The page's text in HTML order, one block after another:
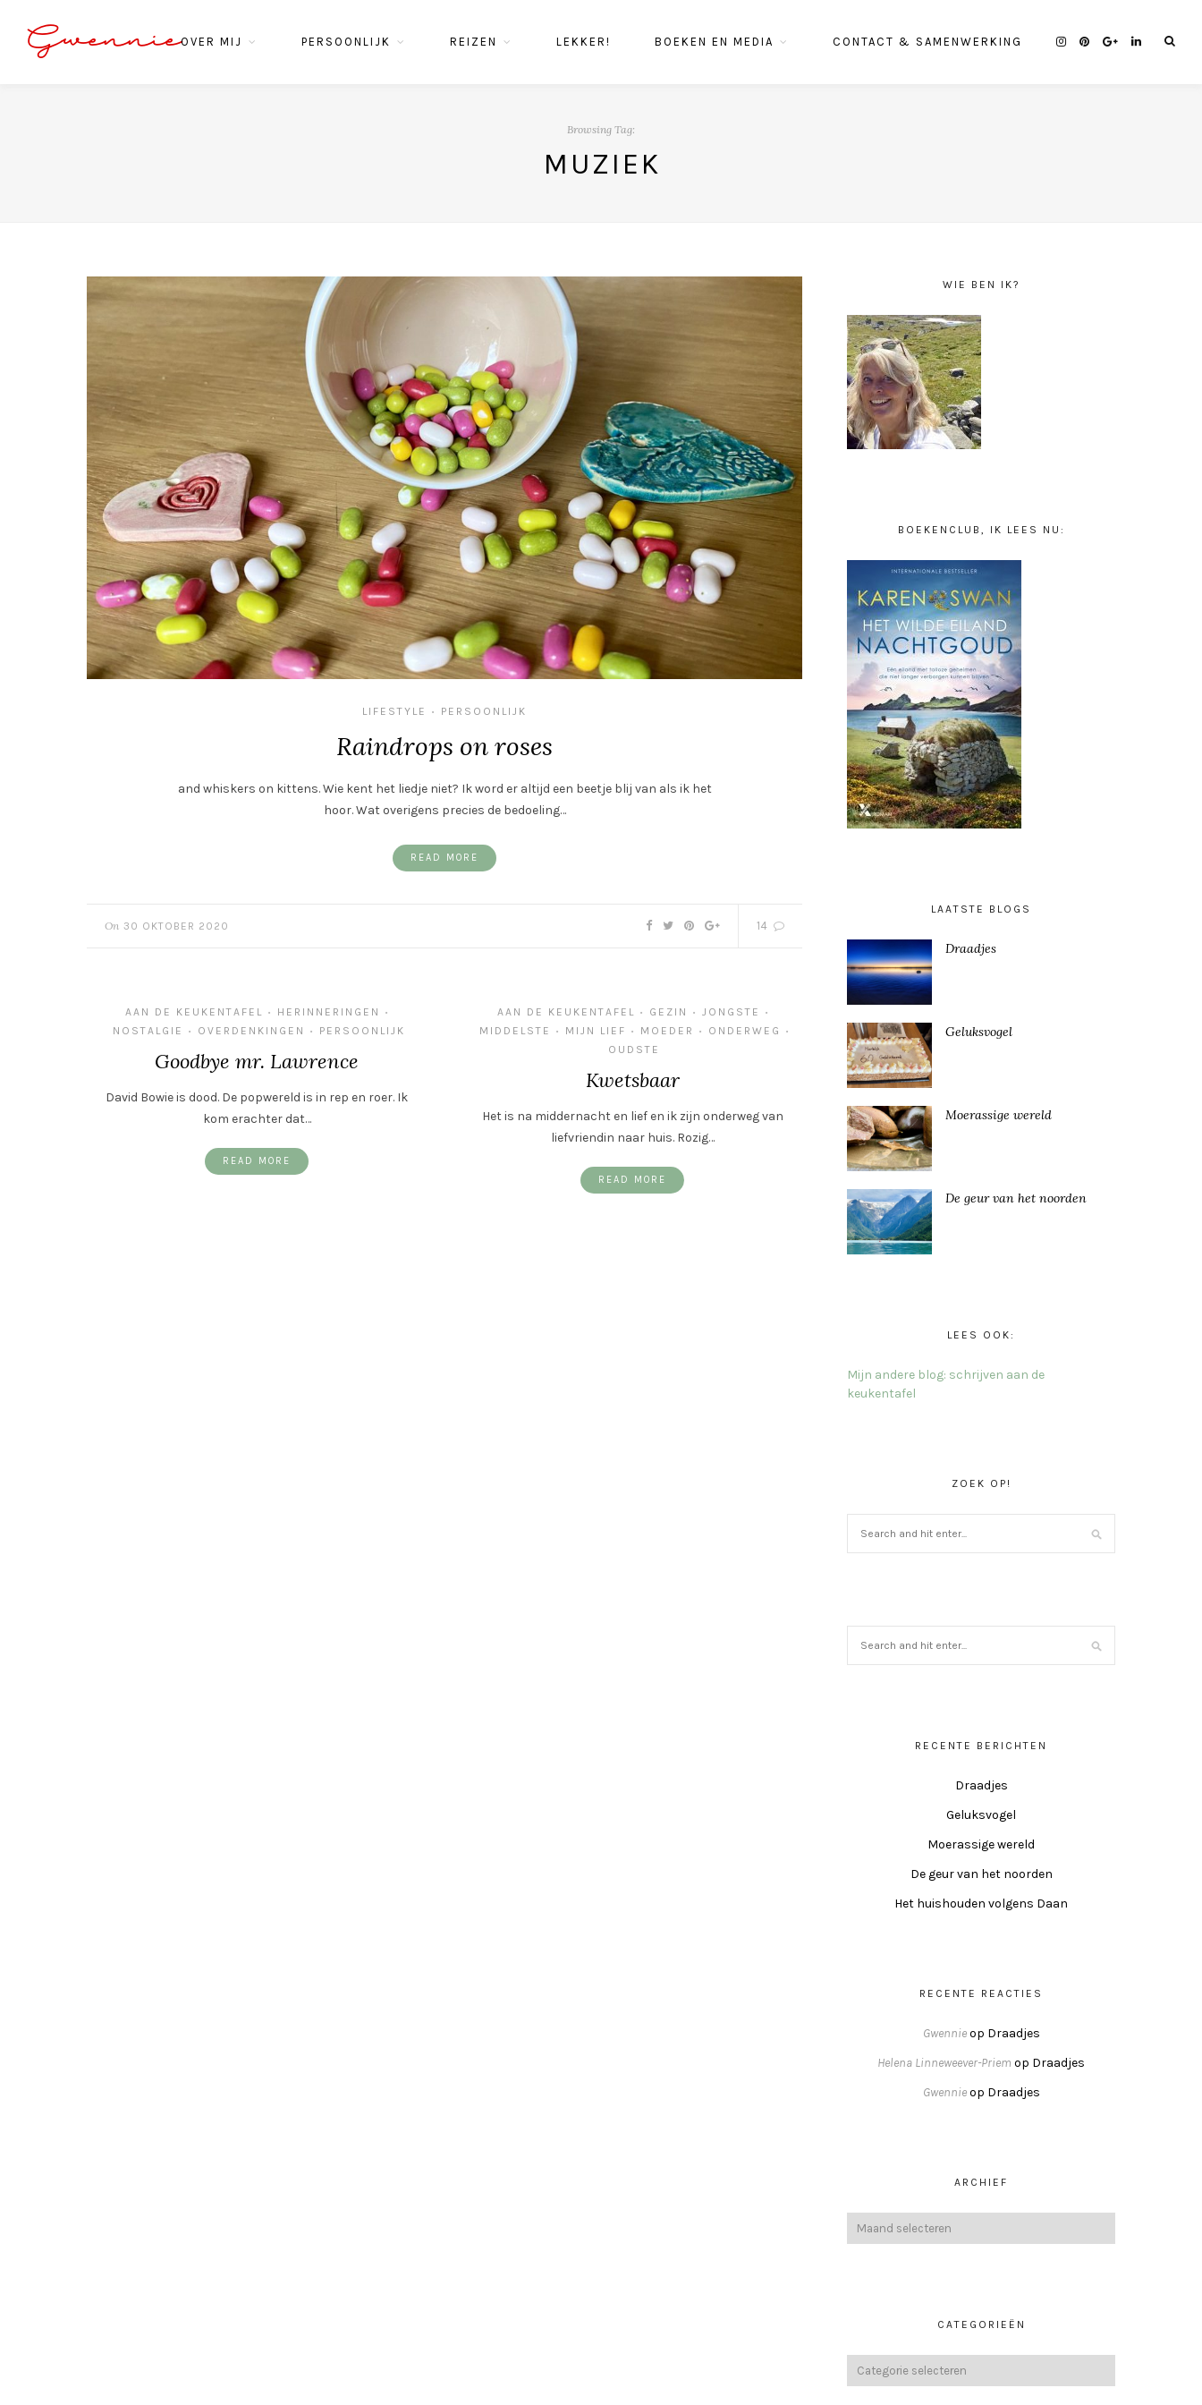
GwennieOVER MIJ PERSOONLIJK REIZEN LEKKER! BOEKEN EN MEDIA CONTACT & SAMENWERKING
Browsing Tag:
MUZIEK
LIFESTYLE • PERSOONLIJK
Raindrops on roses
and whiskers on kittens. Wie kent het liedje niet? Ik word er altijd een beetje blij van als ik het
hoor. Wat overigens precies de bedoeling…
READ MORE
On 30 OKTOBER 2020 14
AAN DE KEUKENTAFEL • HERINNERINGEN •
NOSTALGIE • OVERDENKINGEN • PERSOONLIJK
Goodbye mr. Lawrence
David Bowie is dood. De popwereld is in rep en roer. Ik
kom erachter dat…
READ MORE
AAN DE KEUKENTAFEL • GEZIN • JONGSTE •
MIDDELSTE • MIJN LIEF • MOEDER • ONDERWEG •
OUDSTE
Kwetsbaar
Het is na middernacht en lief en ik zijn onderweg van
liefvriendin naar huis. Rozig…
READ MORE
WIE BEN IK?
BOEKENCLUB, IK LEES NU:
LAATSTE BLOGS
Draadjes
Geluksvogel
Moerassige wereld
De geur van het noorden
LEES OOK:
Mijn andere blog: schrijven aan de
keukentafel
ZOEK OP!
RECENTE BERICHTEN
Draadjes
Geluksvogel
Moerassige wereld
De geur van het noorden
Het huishouden volgens Daan
RECENTE REACTIES
Gwennieop Draadjes
Helena Linneweever-Priem op Draadjes
Gwennieop Draadjes
ARCHIEF
CATEGORIEËN